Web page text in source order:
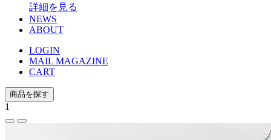
詳細を見る
NEWS
ABOUT
LOGIN
MAIL MAGAZINE
CART
商品を探す
1